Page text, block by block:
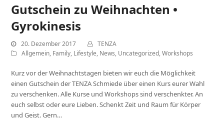
Gutschein zu Weihnachten •
Gyrokinesis
20. Dezember 2017
TENZA
Allgemein, Family, Lifestyle, News, Uncategorized,Workshops
Kurz vor der Weihnachtstagen bieten wir euch die Möglichkeit
einen Gutschein der TENZA Schmiede über einen Kurs eurer Wahl
zu verschenken. Alle Kurse und Workshops sind verschenkter. An
euch selbst oder eure Lieben. Schenkt Zeit und Raum für Körper
und Geist. Gern…